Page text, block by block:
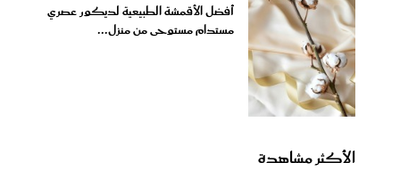
أفضل الأقمشة الطبيعية لديكور عصري
مستدام مستوحى من منزل...
الأكثر مشاهدة